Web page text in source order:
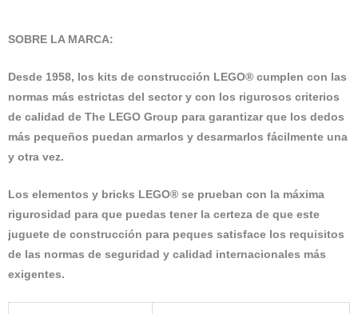
SOBRE LA MARCA:
Desde 1958, los kits de construcción LEGO® cumplen con las
normas más estrictas del sector y con los rigurosos criterios
de calidad de The LEGO Group para garantizar que los dedos
más pequeños puedan armarlos y desarmarlos fácilmente una
y otra vez.
Los elementos y bricks LEGO® se prueban con la máxima
rigurosidad para que puedas tener la certeza de que este
juguete de construcción para peques satisface los requisitos
de las normas de seguridad y calidad internacionales más
exigentes.